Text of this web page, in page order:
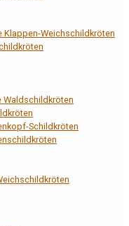
Weichschildkröten
Waldschildkröten
Schildkröten